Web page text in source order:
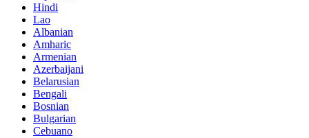
Hindi
Lao
Albanian
Amharic
Armenian
Azerbaijani
Belarusian
Bengali
Bosnian
Bulgarian
Cebuano